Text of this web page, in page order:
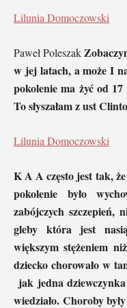
Lilunia Domoczowski
Paweł Poleszak
w jej latach, a może I
pokolenie ma żyć od
To słyszałam z ust
Lilunia Domoczowski
K A A często jest tak,
pokolenie było
zabójczych szczepień,
gleby która jest
większym stężeniem
dziecko chorowało w
jak jedna
wiedziało. Choroby